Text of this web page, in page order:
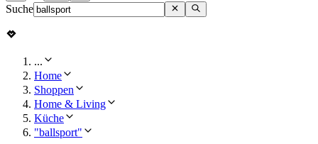
Suche
...
Home
Shoppen
Home & Living
Küche
"ballsport"